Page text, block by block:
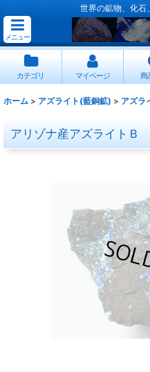
世界の鉱物、化石
メニュー
カテゴリ マイページ 商
ホーム > アズライト(藍銅鉱) > アズラ
アリゾナ産アズライトＢ